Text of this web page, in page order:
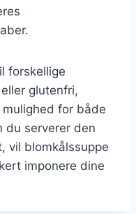
forskellige
glutenfri,
for både
du serverer den
vil blomkålssuppe
imponere dine